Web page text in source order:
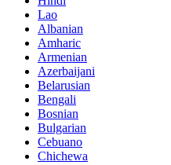
Lao
Albanian
Amharic
Armenian
Azerbaijani
Belarusian
Bengali
Bosnian
Bulgarian
Cebuano
Chichewa